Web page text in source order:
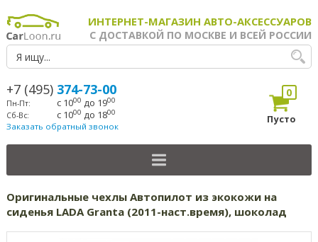
ИНТЕРНЕТ-МАГАЗИН АВТО-АКСЕССУАРОВ
С ДОСТАВКОЙ ПО МОСКВЕ И ВСЕЙ РОССИИ
+7 (495) 374-73-00
Пн-Пт: с 1000 до 1900
Сб-Вс: с 1000 до 1800
Заказать обратный звонок
0
Пусто
Оригинальные чехлы Автопилот из экокожи на
сиденья LADA Granta (2011-наст.время), шоколад